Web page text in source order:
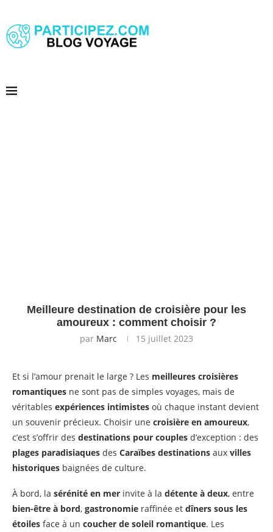
Meilleure destination de croisière pour les
amoureux : comment choisir ?
par Marc 15 juillet 2023
Et si l’amour prenait le large ? Les meilleures croisières
romantiques ne sont pas de simples voyages, mais de
véritables expériences intimistes où chaque instant devient
un souvenir précieux. Choisir une croisière en amoureux,
c’est s’offrir des destinations pour couples d’exception : des
plages paradisiaques des Caraïbes destinations aux villes
historiques baignées de culture.
À bord, la sérénité en mer invite à la détente à deux, entre
bien-être à bord, gastronomie raffinée et dîners sous les
étoiles face à un coucher de soleil romantique. Les